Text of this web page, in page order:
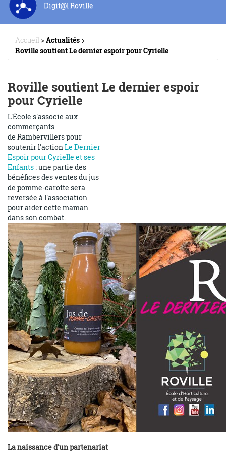
Digit@l Roville
Accueil>Actualités >
Roville soutient Le dernier espoir pour Cyrielle
Roville soutient Le dernier espoir
pour Cyrielle
L'École s'associe aux
commerçants
de Rambervillers pour
soutenir l'actionLe Dernier
Espoir pour Cyrielle et ses
Enfants : une partie des
bénéfices des ventes du jus
de pomme-carotte sera
reversée à l'association
pour aider cette maman
dans son combat.
La naissance d'un partenariat